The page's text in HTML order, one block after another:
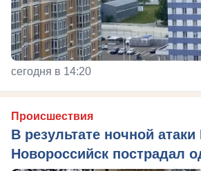
сегодня в 14:20
Происшествия
В результате ночной
Новороссийск пострадал